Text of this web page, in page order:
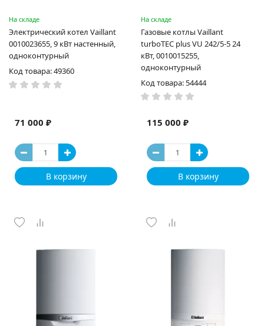
На складе
Электрический котел Vaillant
0010023655, 9 кВт настенный,
одноконтурный
Код товара: 49360
71 000 ₽
В корзину
На складе
Газовые котлы Vaillant
turboTEC plus VU 242/5-5 24
кВт, 0010015255,
одноконтурный
Код товара: 54444
115 000 ₽
В корзину